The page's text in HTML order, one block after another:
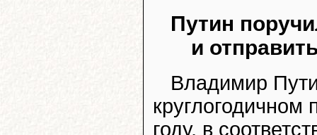
Путин
и
Владимир
году, в